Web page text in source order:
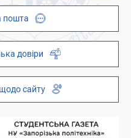
(ДЮНУ)
пошта
довіри
сайту